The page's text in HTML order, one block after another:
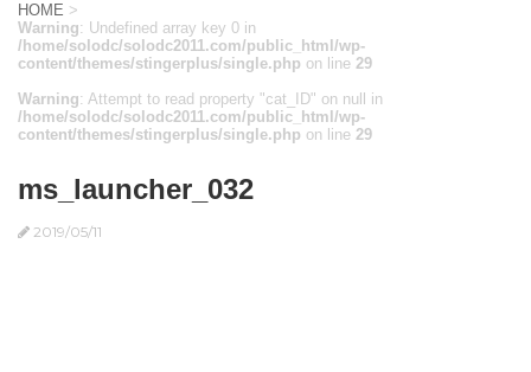
HOME >
Warning: Undefined array key 0 in
/home/solodc/solodc2011.com/public_html/wp-
content/themes/stingerplus/single.php on line 29
Warning: Attempt to read property "cat_ID" on null in
/home/solodc/solodc2011.com/public_html/wp-
content/themes/stingerplus/single.php on line 29
ms_launcher_032
2019/05/11